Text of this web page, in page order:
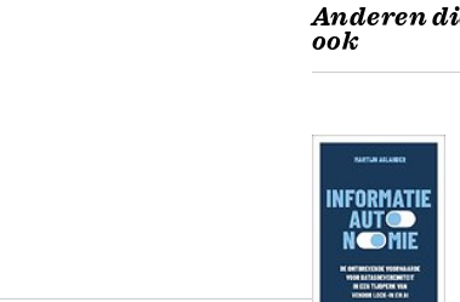
Anderen
ook